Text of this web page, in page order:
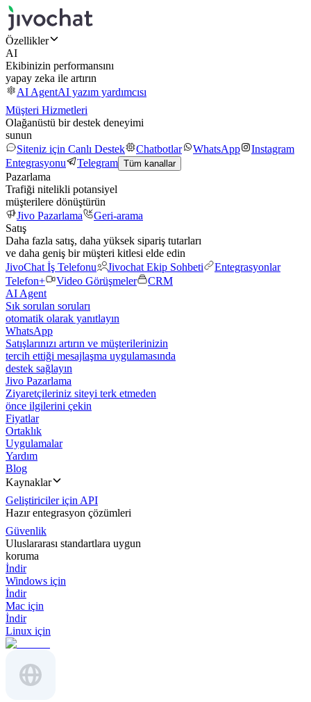
Özellikler
AI
Ekibinizin performansını
yapay zeka ile artırın
AI AgentAI yazım yardımcısı
Müşteri Hizmetleri
Olağanüstü bir destek deneyimi
sunun
Siteniz için Canlı Destek
Chatbotlar WhatsApp
Instagram
Entegrasyonu
Telegram Tüm kanallar
Pazarlama
Trafiği nitelikli potansiyel
müşterilere dönüştürün
Jivo Pazarlama
Geri-arama
Satış
Daha fazla satış, daha yüksek sipariş tutarları
ve daha geniş bir müşteri kitlesi elde edin
JivoChat İş Telefonu
Jivochat Ekip Sohbeti
Entegrasyonlar
Telefon+
Video Görüşmeler
CRM
AI Agent
Sık sorulan soruları
otomatik olarak yanıtlayın
WhatsApp
Satışlarınızı artırın ve müşterilerinizin
tercih ettiği mesajlaşma uygulamasında
destek sağlayın
Jivo Pazarlama
Ziyaretçileriniz siteyi terk etmeden
önce ilgilerini çekin
Fiyatlar
Ortaklık
Uygulamalar
Yardım
Blog
Kaynaklar
Geliştiriciler için API
Hazır entegrasyon çözümleri
Güvenlik
Uluslararası standartlara uygun
koruma
İndir
Windows için
İndir
Mac için
İndir
Linux için